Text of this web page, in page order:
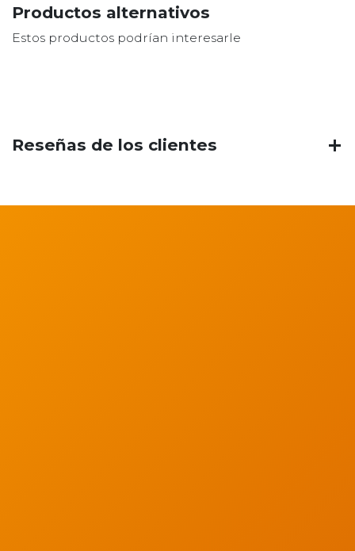
Productos alternativos
Estos productos podrían interesarle
Reseñas de los clientes